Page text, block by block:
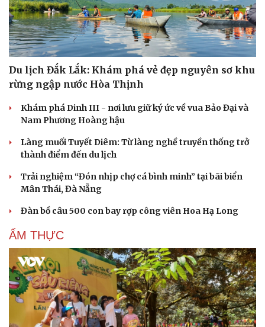
Du lịch Đắk Lắk: Khám phá vẻ đẹp nguyên sơ khu
rừng ngập nước Hòa Thịnh
Khám phá Dinh III - nơi lưu giữ ký ức về vua Bảo Đại và
Nam Phương Hoàng hậu
Làng muối Tuyết Diêm: Từ làng nghề truyền thống trở
thành điểm đến du lịch
Trải nghiệm “Đón nhịp chợ cá bình minh” tại bãi biển
Mân Thái, Đà Nẵng
Đàn bồ câu 500 con bay rợp công viên Hoa Hạ Long
ẨM THỰC